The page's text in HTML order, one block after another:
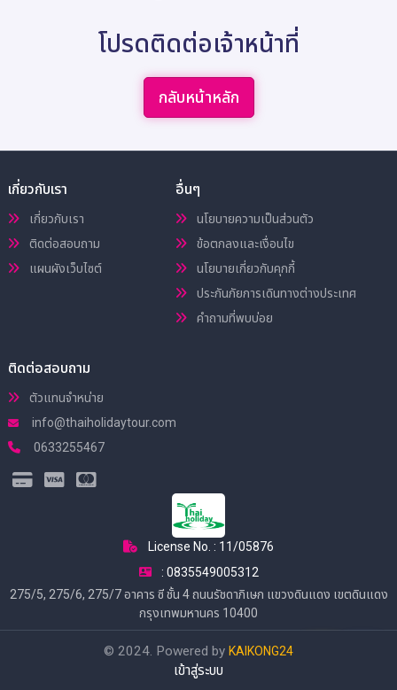
โปรดติดต่อเจ้าหน้าที่
กลับหน้าหลัก
เกี่ยวกับเรา
เกี่ยวกับเรา
ติดต่อสอบถาม
แผนผังเว็บไซต์
อื่นๆ
นโยบายความเป็นส่วนตัว
ข้อตกลงและเงื่อนไข
นโยบายเกี่ยวกับคุกกี้
ประกันภัยการเดินทางต่างประเทศ
คำถามที่พบบ่อย
ติดต่อสอบถาม
ตัวแทนจำหน่าย
info@thaiholidaytour.com
0633255467
License No. : 11/05876
: 0835549005312
275/5, 275/6, 275/7 อาคาร ซี ชั้น 4 ถนนรัชดาภิเษก แขวงดินแดง เขตดินแดง
กรุงเทพมหานคร 10400
© 2024. Powered by KAIKONG24
เข้าสู่ระบบ